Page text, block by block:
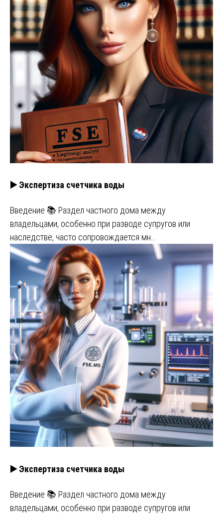
▶️ Экспертиза счетчика воды
Введение 📚 Раздел частного дома между
владельцами, особенно при разводе супругов или
наследстве, часто сопровождается мн…
▶️ Экспертиза счетчика воды
Введение 📚 Раздел частного дома между
владельцами, особенно при разводе супругов или